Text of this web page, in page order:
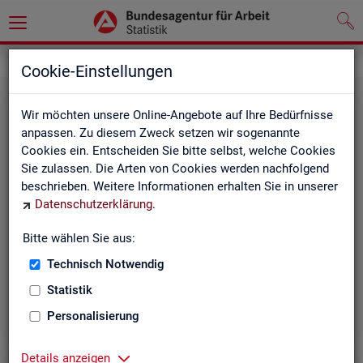
Cookie-Einstellungen
Wir möchten unsere Online-Angebote auf Ihre Bedürfnisse
anpassen. Zu diesem Zweck setzen wir sogenannte
Cookies ein. Entscheiden Sie bitte selbst, welche Cookies
Sie zulassen. Die Arten von Cookies werden nachfolgend
beschrieben. Weitere Informationen erhalten Sie in unserer
Datenschutzerklärung.
Bitte wählen Sie aus:
Technisch Notwendig
Statistik
Personalisierung
Details anzeigen
Re­gio­na­le Glie­de­run­gen
Landkreise) in den Statistiken der BA